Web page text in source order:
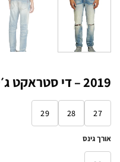
2019 – די סטראקט ג׳ינס בגזרה צרה – כחול בהיר
27
28
29
אורך גינס